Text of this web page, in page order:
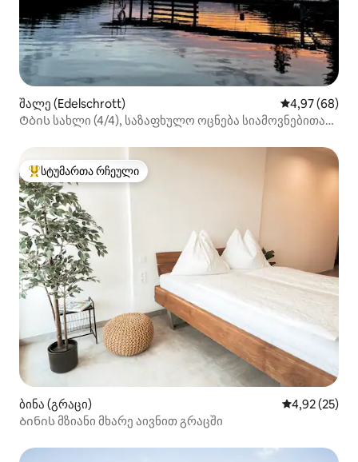
შალე (Edelschrott) საშუალო
4,97 (68)
Ტბის სახლი (4/4), საზაფხულო ოცნება სიამოვნებითა
სტუმართა რჩეული მოწინავე ვარიანტი
სტუმართა რჩეული
ბინა (გრაცი) საშუალო
4,92 (25)
Ბინის მზიანი მხარე აივნით გრაცში